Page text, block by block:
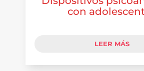
con
LEER MÁS